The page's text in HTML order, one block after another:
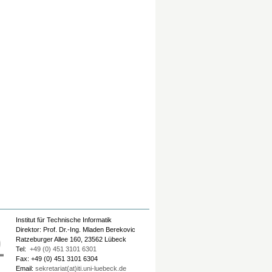
Institut für Technische Informatik
Direktor: Prof. Dr.-Ing. Mladen Berekovic
Ratzeburger Allee 160, 23562 Lübeck
Tel: +49 (0) 451 3101 6301
Fax: +49 (0) 451 3101 6304
Email: sekretariat(at)iti.uni-luebeck.de